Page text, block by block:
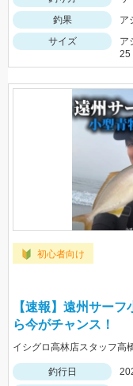
釣果
ア
サイズ
ア
25
初心者向け
【速報】遠州サー
ら今がチャンス！
釣行日